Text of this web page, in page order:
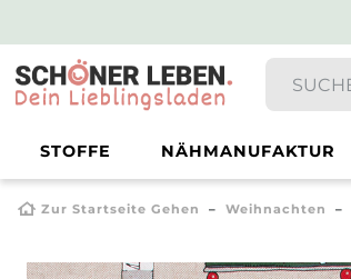
STOFFE NÄHMANUFAKTUR
Zur Startseite Gehen Weihnachten